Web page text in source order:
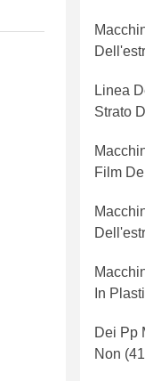
Linea
Strato
Film
In
Dei Pp
Non